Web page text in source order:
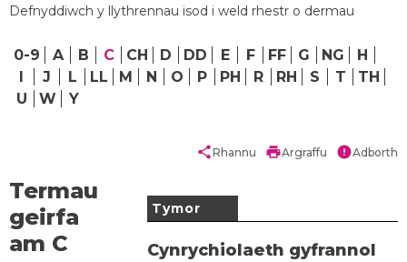
Defnyddiwch y llythrennau isod i weld rhestr o dermau
0-9 A B C CH D DD E F FF G NG
H
J L LL M N O P PH R RH S T
TH
U
W Y
shareRhannu printArgraffu errorAdborth
Termau
geirfa
am C
Tymor
Cynrychiolaeth gyfrannol